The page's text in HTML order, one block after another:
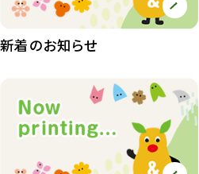
イベント
園内の様子
新着のお知らせ